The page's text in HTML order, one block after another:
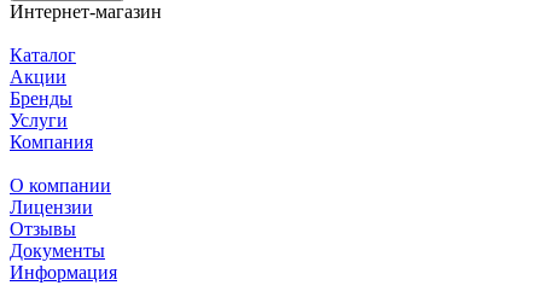
Интернет-магазин
Каталог
Акции
Бренды
Услуги
Компания
О компании
Лицензии
Отзывы
Документы
Информация